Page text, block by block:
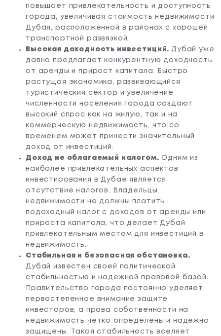
повышает привлекательность и доступность
города, увеличивая стоимость недвижимости
Дубая, расположенной в районах с хорошей
транспортной развязкой.
Высокая доходность инвестиций. Дубай уже
давно предлагает конкурентную доходность
от аренды и прирост капитала. Быстро
растущая экономика, развивающийся
туристический сектор и увеличение
численности населения города создают
высокий спрос как на жилую, так и на
коммерческую недвижимость, что со
временем может принести значительный
доход от инвестиций.
Доход не облагаемый налогом. Одним из
наиболее привлекательных аспектов
инвестирования в Дубае является
отсутствие налогов. Владельцы
недвижимости не должны платить
подоходный налог с доходов от аренды или
прироста капитала, что делает Дубай
привлекательным местом для инвестиций в
недвижимость.
Стабильная и безопасная обстановка.
Дубай известен своей политической
стабильностью и надежной правовой базой.
Правительство города постоянно уделяет
первостепенное внимание защите
инвесторов, а права собственности на
недвижимость четко определены и надежно
защищены. Такая стабильность вселяет